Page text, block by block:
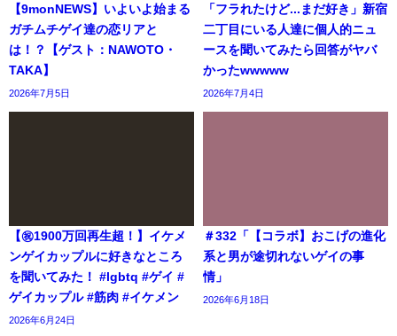
【9monNEWS】いよいよ始まる
ガチムチゲイ達の恋リアと
は！？【ゲスト：NAWOTO・
TAKA】
2026年7月5日
「フラれたけど...まだ好き」新宿
二丁目にいる人達に個人的ニュ
ースを聞いてみたら回答がヤバ
かったwwwww
2026年7月4日
【㊗️1900万回再生超！】イケメ
ンゲイカップルに好きなところ
を聞いてみた！ #lgbtq #ゲイ #
ゲイカップル #筋肉 #イケメン
2026年6月24日
＃332「【コラボ】おこげの進化
系と男が途切れないゲイの事
情」
2026年6月18日